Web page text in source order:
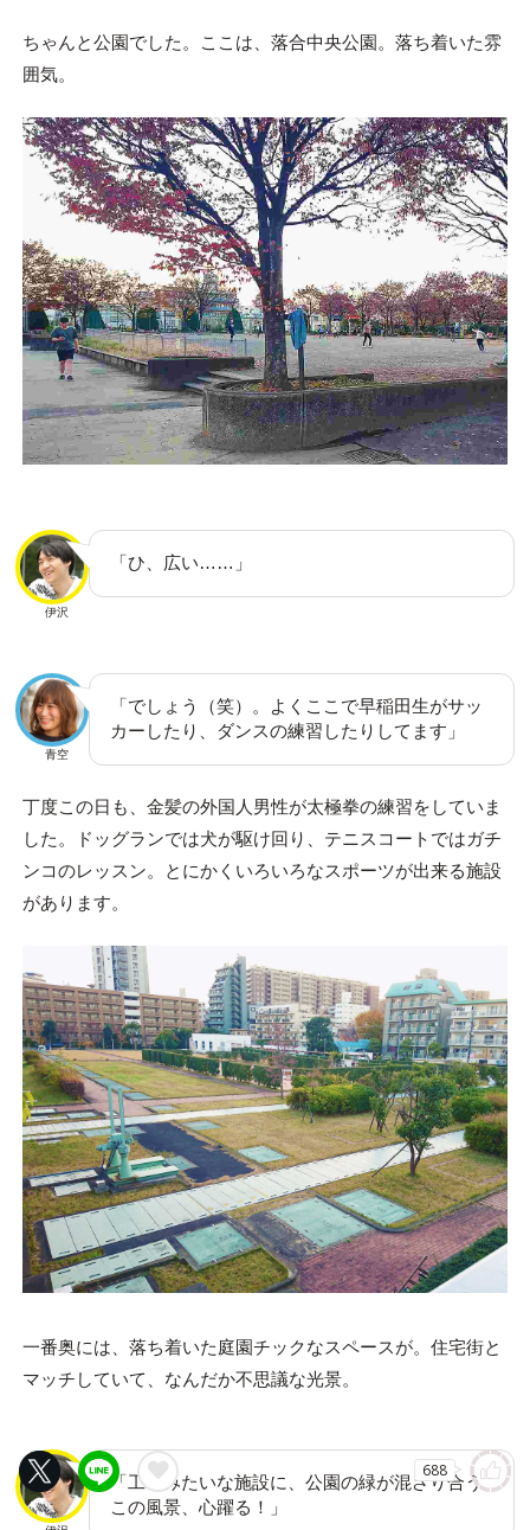
ちゃんと公園でした。ここは、落合中央公園。落ち着いた雰
囲気。
伊沢
「ひ、広い……」
青空
「でしょう（笑）。よくここで早稲田生がサッ
カーしたり、ダンスの練習したりしてます」
丁度この日も、金髪の外国人男性が太極拳の練習をしていま
した。ドッグランでは犬が駆け回り、テニスコートではガチ
ンコのレッスン。とにかくいろいろなスポーツが出来る施設
があります。
一番奥には、落ち着いた庭園チックなスペースが。住宅街と
マッチしていて、なんだか不思議な光景。
「工場みたいな施設に、公園の緑が混ざり合う
この風景、心躍る！」
688